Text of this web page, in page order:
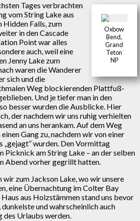
Oxbow
Bend,
Grand
Teton
NP
Tages verbrachten
vom String Lake aus
Hidden Falls, zum
in den Cascade
Point war alles
auch, weil eine
Jenny Lake zum
waren die Wanderer
sich und die
Weg blockierenden Plattfuß-
Und je tiefer man in den
besser wurden die Ausblicke. Hier
der nachdem wir uns ruhig verhielten
an uns herankam. Auf dem Weg
Gang zu, nachdem wir von einer
„gejagt” wurden. Den Vormittag
Picknick am String Lake – an der selben
Abend vorher gegrillt hatten.
zum Jackson Lake, wo wir unsere
eine Übernachtung im Colter Bay
aus Holzstämmen stand uns bevor
und wahrscheinlich auch
Urlaubs werden.